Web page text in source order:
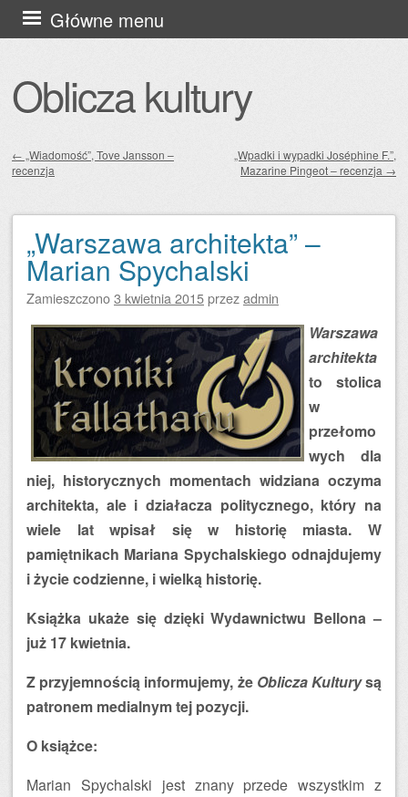
Oblicza kultury
Główne menu
Przejdź
do
Zobacz wpisy
← „Wiadomość”, Tove Jansson –
recenzja
„Wpadki i wypadki Joséphine F.”,
Mazarine Pingeot – recenzja →
„Warszawa architekta” –
Marian Spychalski
Zamieszczono3 kwietnia 2015przezadmin
Warszawa
architekta
to stolica
w
przełomo
wych dla
niej, historycznych momentach widziana oczyma
architekta, ale i działacza politycznego, który na
wiele lat wpisał się w historię miasta. W
pamiętnikach Mariana Spychalskiego odnajdujemy
i życie codzienne, i wielką historię.
Książka ukaże się dzięki Wydawnictwu Bellona –
już 17 kwietnia.
Z przyjemnością informujemy, że Oblicza Kulturysą
patronem medialnym tej pozycji.
O książce:
Marian Spychalski jest znany przede wszystkim z